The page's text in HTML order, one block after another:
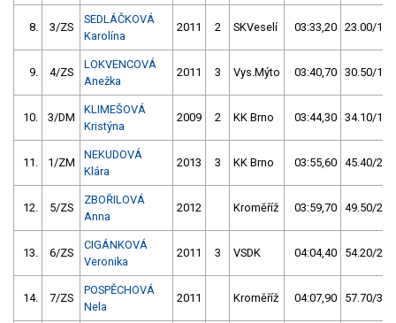
8. 3/ZS
SEDLÁČKOVÁ
Karolína
2011 2 SKVeselí 03:33,20 23.00/
9. 4/ZS
LOKVENCOVÁ
Anežka
2011 3 Vys.Mýto 03:40,70 30.50/
10. 3/DM
KLIMEŠOVÁ
Kristýna
2009 2 KK Brno 03:44,30 34.10/
11. 1/ZM
NEKUDOVÁ
Klára
2013 3 KK Brno 03:55,60 45.40/
12. 5/ZS
ZBOŘILOVÁ
Anna
2012 Kroměříž 03:59,70 49.50/
13. 6/ZS
CIGÁNKOVÁ
Veronika
2011 3 VSDK 04:04,40 54.20/
14. 7/ZS
POSPĚCHOVÁ
Nela
2011 Kroměříž 04:07,90 57.70/